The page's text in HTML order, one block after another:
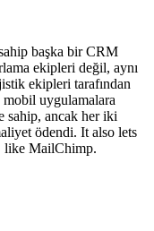
başka bir CRM
ekipleri değil, aynı
ekipleri tarafından
mobil uygulamalara
sahip, ancak her iki
ödendi. It also lets
like MailChimp.